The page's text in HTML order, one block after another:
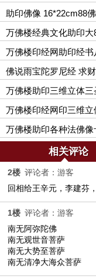
助印佛像 16*22cm88
万佛楼经典文化助印
万佛楼印经网助印经
佛说雨宝陀罗尼经 求
万佛楼助印三维立体三
万佛楼印经网印三维立
万佛楼助印各种法佛像
相关评论
2楼 评论者：游客
回相给王辛元，李建芬
1楼 评论者：游客
南无阿弥陀佛
南无观世音菩萨
南无大势至菩萨
南无清净大海众菩萨